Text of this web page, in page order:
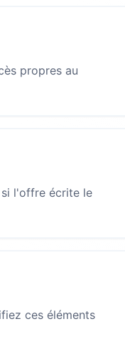
propres au
l'offre écrite le
ces éléments